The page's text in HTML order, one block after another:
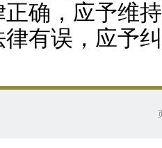
确，应予维
有误，应予